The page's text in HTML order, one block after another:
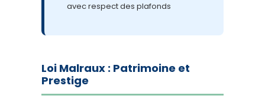
avec respect des plafonds
Loi Malraux : Patrimoine et
Prestige